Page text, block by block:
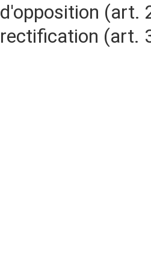
d'opposition (art.
rectification (art.